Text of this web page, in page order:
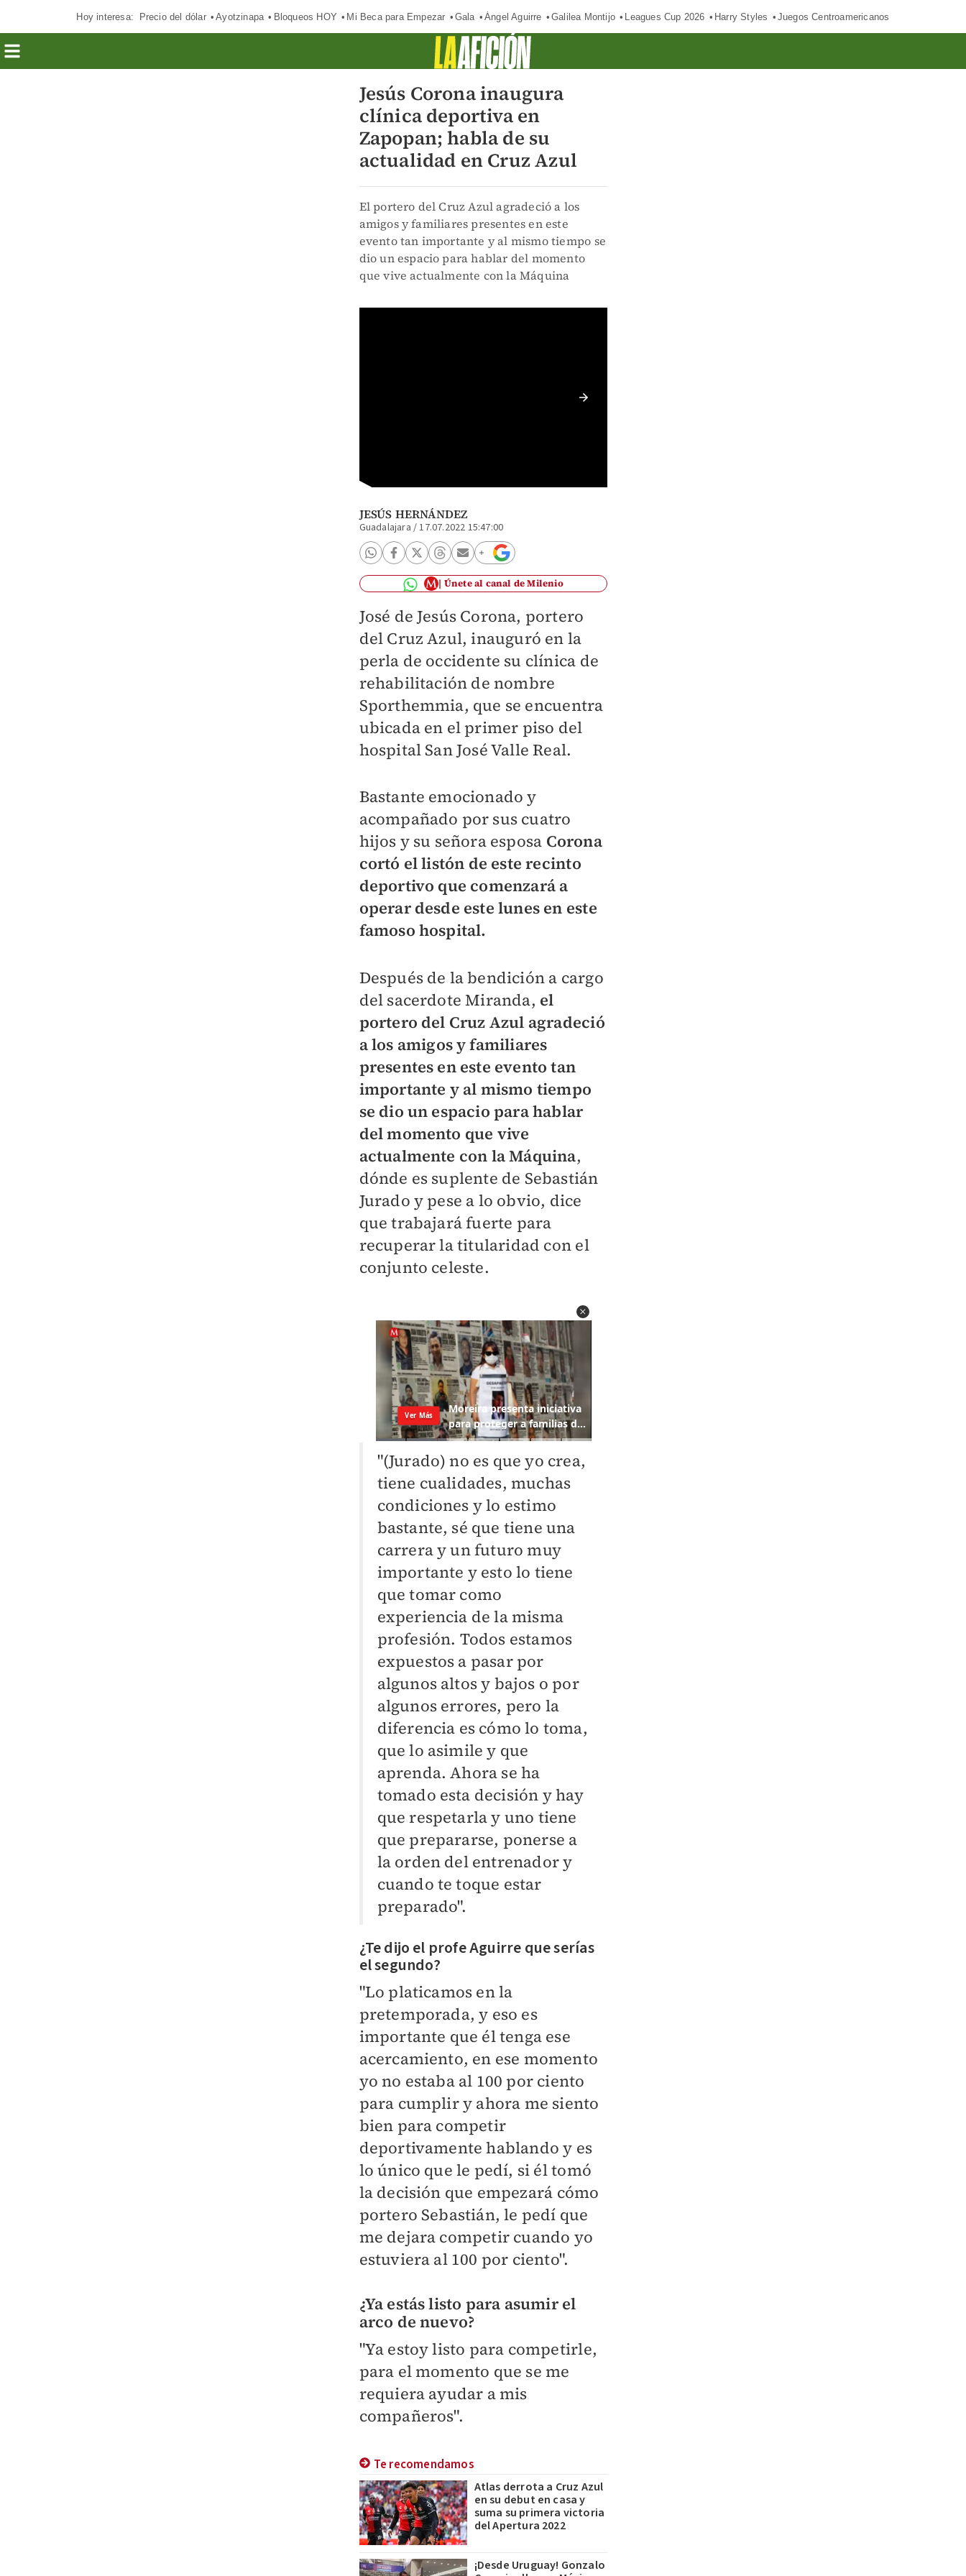
Hoy interesa: Precio del dólar Ayotzinapa Bloqueos HOY Mi Beca para Empezar Gala Ángel Aguirre Galilea Montijo Leagues Cup 2026 Harry Styles Juegos Centroamericanos
Jesús Corona inaugura
clínica deportiva en
Zapopan; habla de su
actualidad en Cruz Azul
El portero del Cruz Azul agradeció a los
amigos y familiares presentes en este
evento tan importante y al mismo tiempo se
dio un espacio para hablar del momento
que vive actualmente con la Máquina
JESÚS HERNÁNDEZ
Guadalajara /17.07.2022 15:47:00
Únete al canal de Milenio
José de Jesús Corona, portero
del Cruz Azul, inauguró en la
perla de occidente su clínica de
rehabilitación de nombre
Sporthemmia, que se encuentra
ubicada en el primer piso del
hospital San José Valle Real.
Bastante emocionado y
acompañado por sus cuatro
hijos y su señora esposa Corona
cortó el listón de este recinto
deportivo que comenzará a
operar desde este lunes en este
famoso hospital.
Después de la bendición a cargo
del sacerdote Miranda, el
portero del Cruz Azul agradeció
a los amigos y familiares
presentes en este evento tan
importante y al mismo tiempo
se dio un espacio para hablar
del momento que vive
actualmente con la Máquina,
dónde es suplente de Sebastián
Jurado y pese a lo obvio, dice
que trabajará fuerte para
recuperar la titularidad con el
conjunto celeste.
"(Jurado) no es que yo crea,
tiene cualidades, muchas
condiciones y lo estimo
bastante, sé que tiene una
carrera y un futuro muy
importante y esto lo tiene
que tomar como
experiencia de la misma
profesión. Todos estamos
expuestos a pasar por
algunos altos y bajos o por
algunos errores, pero la
diferencia es cómo lo toma,
que lo asimile y que
aprenda. Ahora se ha
tomado esta decisión y hay
que respetarla y uno tiene
que prepararse, ponerse a
la orden del entrenador y
cuando te toque estar
preparado".
¿Te dijo el profe Aguirre que serías
el segundo?
"Lo platicamos en la
pretemporada, y eso es
importante que él tenga ese
acercamiento, en ese momento
yo no estaba al 100 por ciento
para cumplir y ahora me siento
bien para competir
deportivamente hablando y es
lo único que le pedí, si él tomó
la decisión que empezará cómo
portero Sebastián, le pedí que
me dejara competir cuando yo
estuviera al 100 por ciento".
¿Ya estás listo para asumir el
arco de nuevo?
"Ya estoy listo para competirle,
para el momento que se me
requiera ayudar a mis
compañeros".
Te recomendamos
Atlas derrota a Cruz Azul
en su debut en casa y
suma su primera victoria
del Apertura 2022
¡Desde Uruguay! Gonzalo